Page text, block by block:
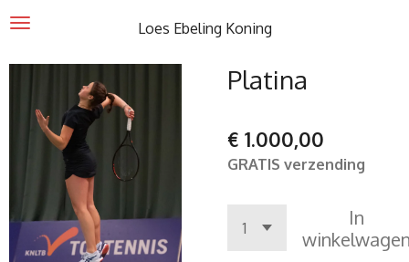
Ga
naar
hoofdinhoud
Loes Ebeling Koning
Platina
€ 1.000,00
GRATIS verzending
In